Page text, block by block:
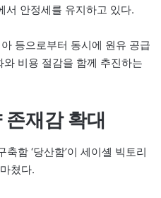
서 안정세를 유지하고 있다.
등으로부터 동시에 원유 공급
비용 절감을 함께 추진하는
재감 확대
함 ‘당산함’이 세이셸 빅토리
쳤다.